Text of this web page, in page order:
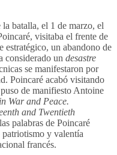
batalla, el 1 de marzo, el
visitaba el frente de
estratégico, un abandono de
considerado un desastre
se manifestaron por
Poincaré acabó visitando
de manifiesto Antoine
War and Peace.
and Twentieth
palabras de Poincaré
y valentía
francés.